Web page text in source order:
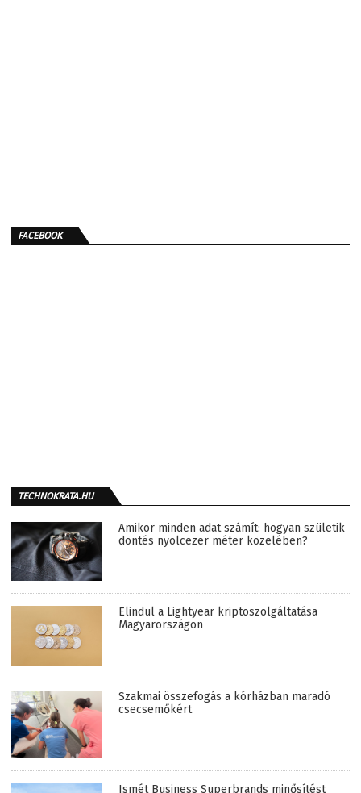
FACEBOOK
TECHNOKRATA.HU
Amikor minden adat számít: hogyan születik
döntés nyolcezer méter közelében?
Elindul a Lightyear kriptoszolgáltatása
Magyarországon
Szakmai összefogás a kórházban maradó
csecsemőkért
Ismét Business Superbrands minősítést